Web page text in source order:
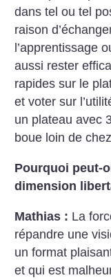
dans tel ou tel
raison
l’apprentissage
aussi rester
rapides sur le
et voter sur
un plateau avec
boue loin de
Pourquoi peut-
dimension
Mathias : La
répandre une
un format
et qui est